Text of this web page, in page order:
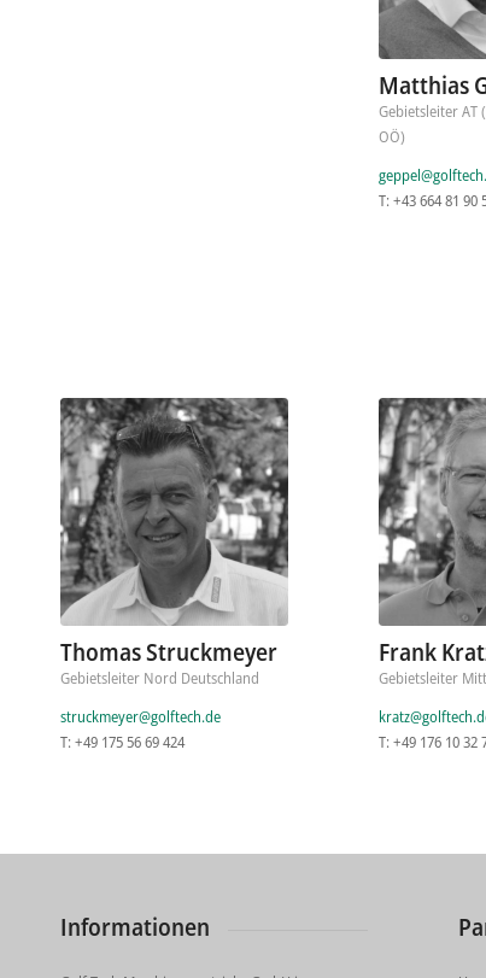
Matthias
Gebietsleiter AT
OÖ)
T: +43 664 81 90
Thomas Struckmeyer
Gebietsleiter Nord Deutschland
struckmeyer@golftech.de
T: +49 175 56 69 424
Frank
Gebietsleiter
T: +49 176 10 32
Informationen